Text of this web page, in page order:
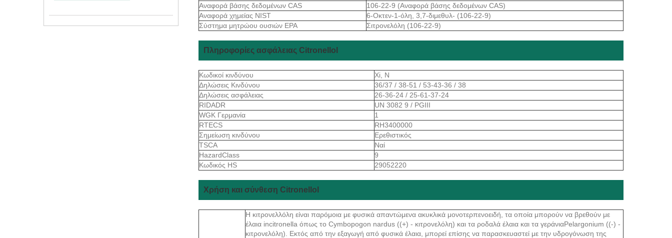
Αναφορά βάσης δεδομένων CAS
106-22-9 (Αναφορά βάσης δεδομένων CAS)
Αναφορά χημείας NIST
6-Οκτεν-1-όλη, 3,7-διμεθυλ- (106-22-9)
Σύστημα μητρώου ουσιών EPA
Σιτρονελόλη (106-22-9)
Πληροφορίες ασφάλειας Citronellol
Κωδικοί κινδύνου
Xi, Ν
Δηλώσεις Κινδύνου
36/37 / 38-51 / 53-43-36 / 38
Δηλώσεις ασφάλειας
26-36-24 / 25-61-37-24
RIDADR
UN 3082 9 / PGIII
WGK Γερμανία
1
RTECS
RH3400000
Σημείωση κινδύνου
Ερεθιστικός
TSCA
Ναί
HazardClass
9
Κωδικός HS
29052220
Χρήση και σύνθεση Citronellol
Η κιτρονελλόλη είναι παρόμοια με φυσικά απαντώμενα ακυκλικά μονοτερπενοειδή, τα οποία μπορούν να βρεθούν με
έλαια incitronella όπως το Cymbopogon nardus ((+) - κιτρονελόλη) και τα ροδαλά έλαια και τα γεράνιαPelargonium ((-) -
κιτρονελόλη). Εκτός από την εξαγωγή από φυσικά έλαια, μπορεί επίσης να παρασκευαστεί με την υδρογόνωση της